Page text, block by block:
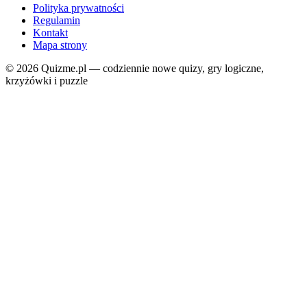
Polityka prywatności
Regulamin
Kontakt
Mapa strony
© 2026 Quizme.pl — codziennie nowe quizy, gry logiczne,
krzyżówki i puzzle